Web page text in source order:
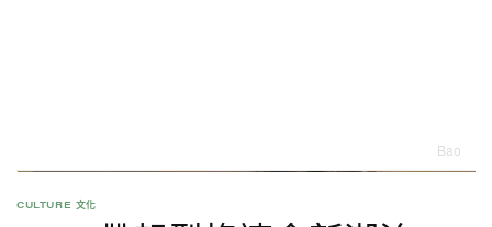
Bao
CULTURE 文化